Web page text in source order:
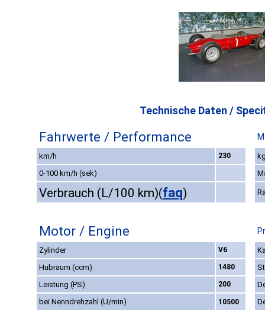
Technische Daten /
Fahrwerte / Performance
km/h 230
0-100 km/h (sek)
Verbrauch (L/100 km)(faq)
Motor / Engine
Zylinder V6
Hubraum (ccm)
1480
Leistung (PS)
200
bei Nenndrehzahl (U/min)
10500